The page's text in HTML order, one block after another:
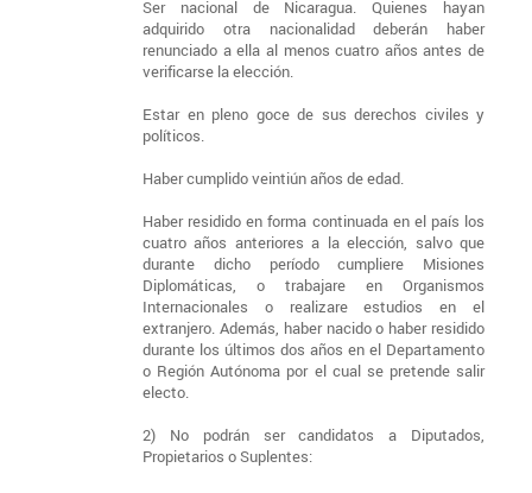
Ser nacional de Nicaragua. Quienes hayan
adquirido otra nacionalidad deberán haber
renunciado a ella al menos cuatro años antes de
verificarse la elección.
Estar en pleno goce de sus derechos civiles y
políticos.
Haber cumplido veintiún años de edad.
Haber residido en forma continuada en el país los
cuatro años anteriores a la elección, salvo que
durante dicho período cumpliere Misiones
Diplomáticas, o trabajare en Organismos
Internacionales o realizare estudios en el
extranjero. Además, haber nacido o haber residido
durante los últimos dos años en el Departamento
o Región Autónoma por el cual se pretende salir
electo.
2) No podrán ser candidatos a Diputados,
Propietarios o Suplentes: